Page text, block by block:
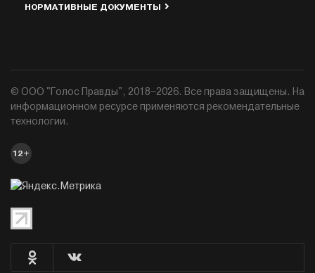
НОРМАТИВНЫЕ ДОКУМЕНТЫ
© ООО "Голос Правды", 2018–2026. Все права защищены. На
информационном ресурсе применяются рекомендательные
технологии.
12+